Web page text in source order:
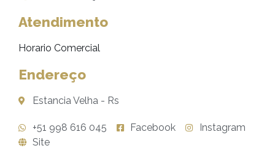
Atendimento
Horario Comercial
Endereço
Estancia Velha - Rs
+51 998 616 045 Facebook
Instagram
Site